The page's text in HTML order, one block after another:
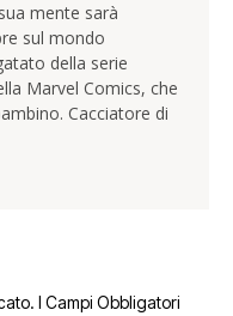
mente sarà
sul mondo
della serie
Marvel Comics, che
Cacciatore di
I Campi Obbligatori